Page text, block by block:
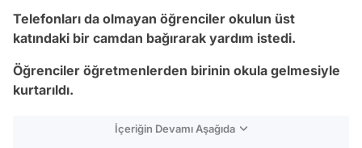
Telefonları da olmayan öğrenciler okulun üst
katındaki bir camdan bağırarak yardım istedi.
Öğrenciler öğretmenlerden birinin okula gelmesiyle
kurtarıldı.
İçeriğin Devamı Aşağıda